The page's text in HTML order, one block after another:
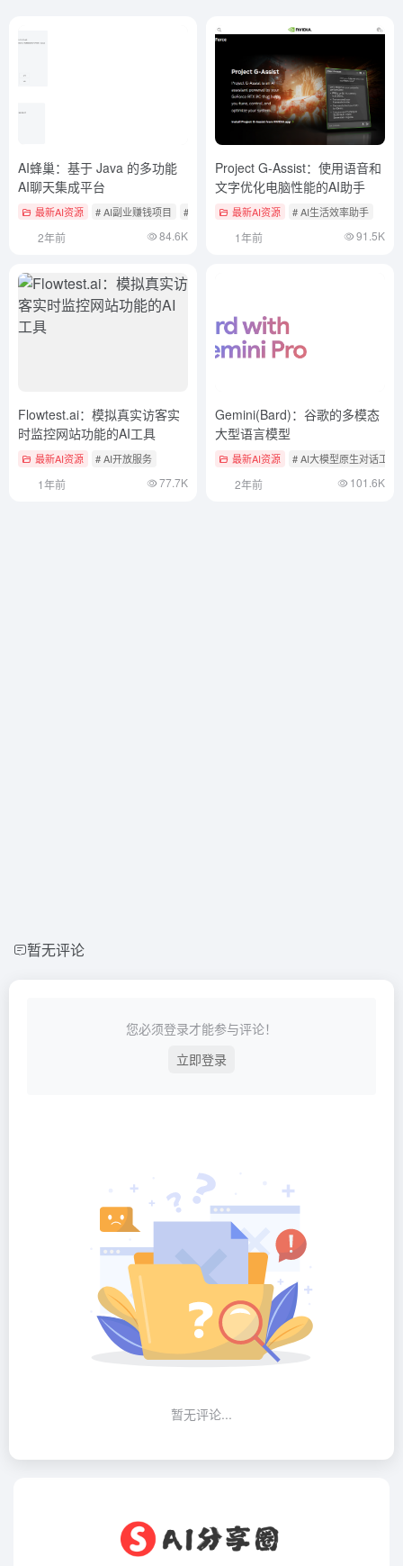
AI蜂巢：基于 Java 的多功能
AI聊天集成平台
最新AI资源 # AI副业赚钱项目 # AI开源项目 # AI本地化聊天应用
2年前 84.6K
Project G-Assist：使用语音和
文字优化电脑性能的AI助手
最新AI资源 # AI生活效率助手
1年前 91.5K
Flowtest.ai：模拟真实访客实
时监控网站功能的AI工具
最新AI资源 # AI开放服务
1年前 77.7K
Gemini(Bard)：谷歌的多模态
大型语言模型
最新AI资源 # AI大模型原生对话工具
2年前 101.6K
暂无评论
您必须登录才能参与评论！
立即登录
暂无评论...